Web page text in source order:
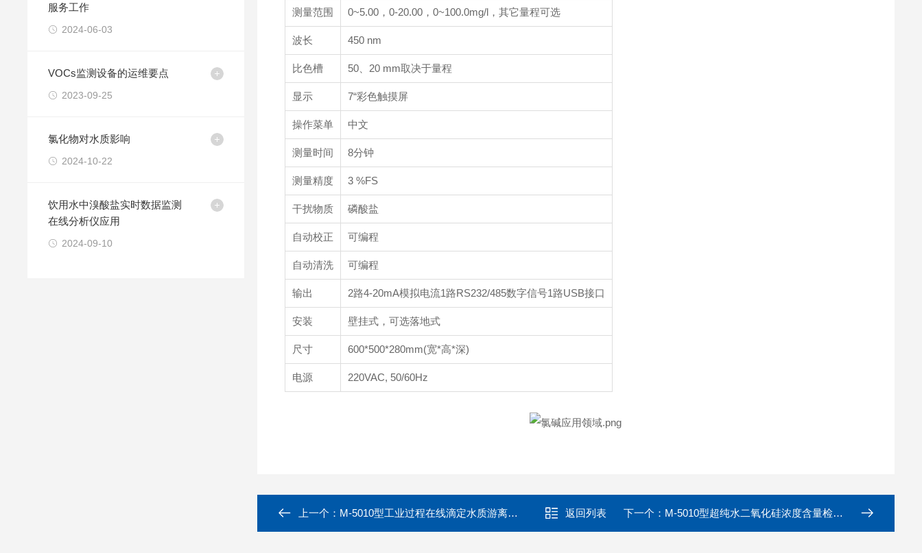
服务工作
2024-06-03
VOCs监测设备的运维要点
2023-09-25
氯化物对水质影响
2024-10-22
饮用水中溴酸盐实时数据监测
在线分析仪应用
2024-09-10
测量范围 0~5.00，0-20.00，0~100.0mg/l，其它量程可选
波长 450 nm
比色槽 50、20 mm取决于量程
显示 7“彩色触摸屏
操作菜单 中文
测量时间 8分钟
测量精度 3 %FS
干扰物质 磷酸盐
自动校正 可编程
自动清洗 可编程
输出 2路4-20mA模拟电流1路RS232/485数字信号1路USB接口
安装 壁挂式，可选落地式
尺寸 600*500*280mm(宽*高*深)
电源 220VAC, 50/60Hz
上一个： M-5010型工业过程在线滴定水质游离碱在线分析仪品牌 在线水质监测系统 返回列表 下一个： M-5010型超纯水二氧化硅浓度含量检测仪器